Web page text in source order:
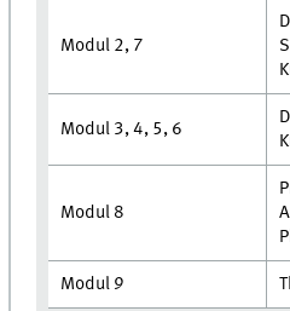
Modul 2, 7
Modul 3, 4, 5, 6
Modul 8
Modul 9